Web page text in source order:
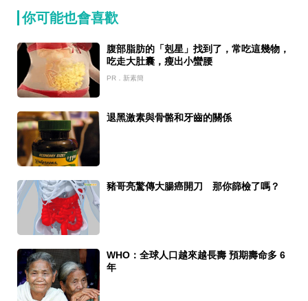
你可能也會喜歡
腹部脂肪的「剋星」找到了，常吃這幾物，
吃走大肚囊，瘦出小蠻腰
PR．新素簡
退黑激素與骨骼和牙齒的關係
豬哥亮驚傳大腸癌開刀 那你篩檢了嗎？
WHO：全球人口越來越長壽 預期壽命多 6
年